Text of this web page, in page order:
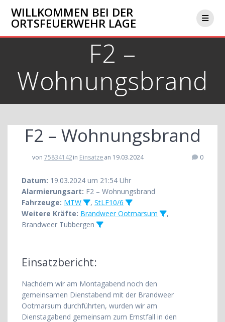
Inhalt
springen
WILLKOMMEN BEI DER
ORTSFEUERWEHR LAGE
F2 –
Wohnungsbrand
F2 – Wohnungsbrand
von 75834142in Einsatzean 19.03.2024 0
Datum: 19.03.2024 um 21:54 Uhr
Alarmierungsart: F2 – Wohnungsbrand
Fahrzeuge: MTW , StLF10/6
Weitere Kräfte: Brandweer Ootmarsum
,
Brandweer Tubbergen
Einsatzbericht:
Nachdem wir am Montagabend noch den
gemeinsamen Dienstabend mit der Brandweer
Ootmarsum durchführten, wurden wir am
Dienstagabend gemeinsam zum Ernstfall in den